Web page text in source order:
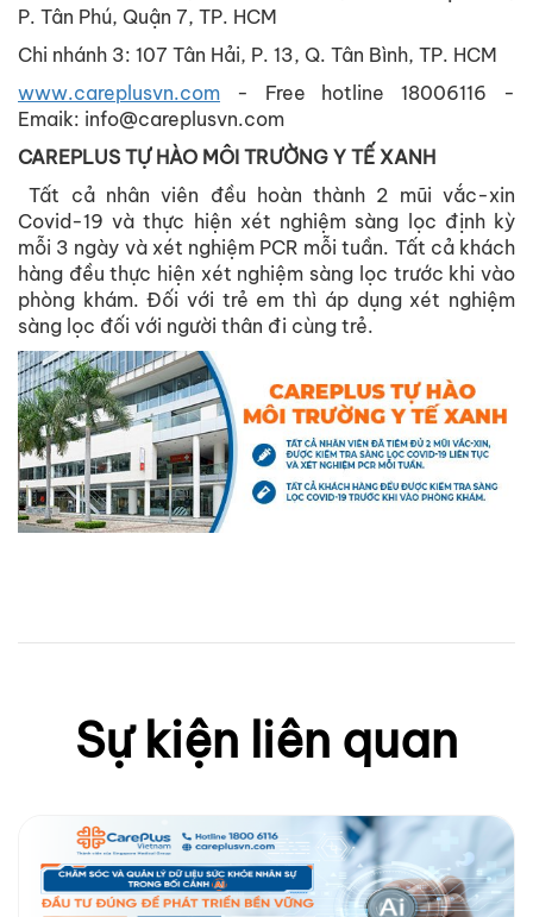
P. Tân Phú, Quận 7, TP. HCM
Chi nhánh 3: 107 Tân Hải, P. 13, Q. Tân Bình, TP. HCM
www.careplusvn.com - Free hotline 18006116 -
Emaik: info@careplusvn.com
CAREPLUS TỰ HÀO MÔI TRƯỜNG Y TẾ XANH
Tất cả nhân viên đều hoàn thành 2 mũi vắc-xin
Covid-19 và thực hiện xét nghiệm sàng lọc định kỳ
mỗi 3 ngày và xét nghiệm PCR mỗi tuần. Tất cả khách
hàng đều thực hiện xét nghiệm sàng lọc trước khi vào
phòng khám. Đối với trẻ em thì áp dụng xét nghiệm
sàng lọc đối với người thân đi cùng trẻ.
Sự kiện liên quan